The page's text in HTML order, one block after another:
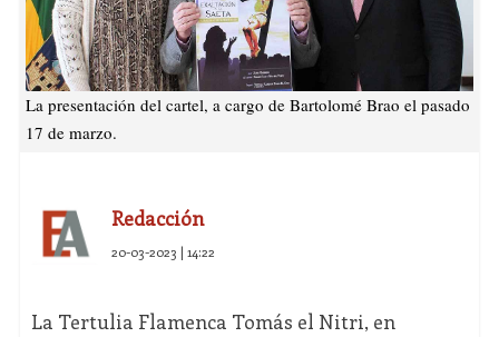
La presentación del cartel, a cargo de Bartolomé Brao el pasado
17 de marzo.
Redacción
20-03-2023 | 14:22
La Tertulia Flamenca Tomás el Nitri, en